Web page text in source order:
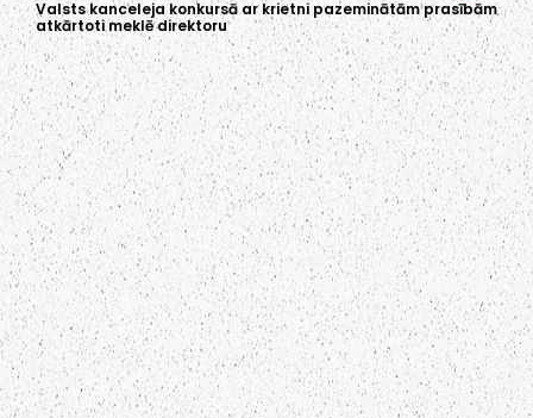
Valsts kanceleja konkursā ar krietni pazeminātām prasībām
atkārtoti meklē direktoru